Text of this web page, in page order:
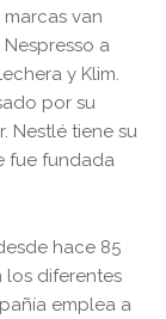
van
a
y Klim.
por su
Nestlé tiene su
fue fundada
hace 85
los diferentes
emplea a